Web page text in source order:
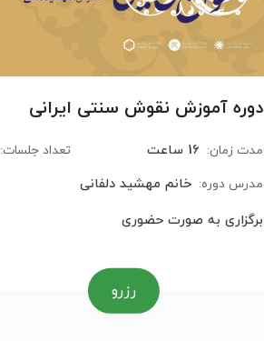
دوره آموزش نقوش سنتی ایرانی
مدت زمان: 16 ساعت تعداد جلسات:
مدرس دوره: خانم مهشید دلفانی
برگزاری به صورت حضوری
رزرو